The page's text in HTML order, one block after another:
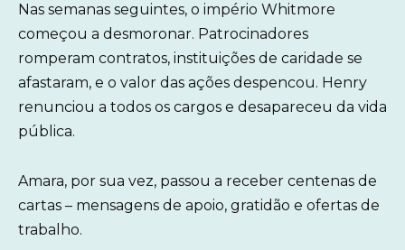
Nas semanas seguintes, o império Whitmore
começou a desmoronar. Patrocinadores
romperam contratos, instituições de caridade se
afastaram, e o valor das ações despencou. Henry
renunciou a todos os cargos e desapareceu da vida
pública.
Amara, por sua vez, passou a receber centenas de
cartas – mensagens de apoio, gratidão e ofertas de
trabalho.